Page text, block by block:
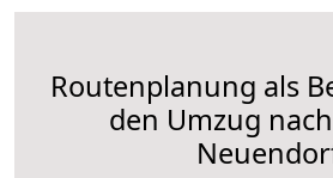
Routenplanung als
den Umzug